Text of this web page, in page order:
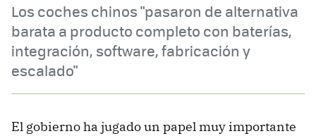
Los coches chinos "pasaron de alternativa
barata a producto completo con baterías,
integración, software, fabricación y
escalado"
El gobierno ha jugado un papel muy importante